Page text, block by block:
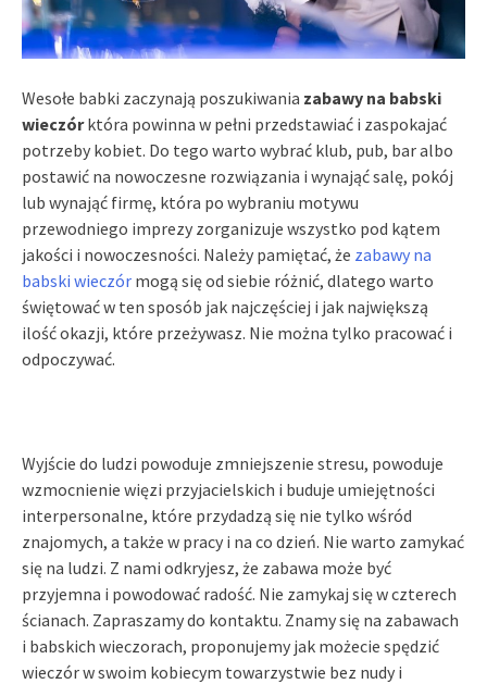
Wesołe babki zaczynają poszukiwania zabawy na babski
wieczórktóra powinna w pełni przedstawiać i zaspokajać
potrzeby kobiet. Do tego warto wybrać klub, pub, bar albo
postawić na nowoczesne rozwiązania i wynająć salę, pokój
lub wynająć firmę, która po wybraniu motywu
przewodniego imprezy zorganizuje wszystko pod kątem
jakości i nowoczesności. Należy pamiętać, że zabawy na
babski wieczór mogą się od siebie różnić, dlatego warto
świętować w ten sposób jak najczęściej i jak największą
ilość okazji, które przeżywasz. Nie można tylko pracować i
odpoczywać.
Wyjście do ludzi powoduje zmniejszenie stresu, powoduje
wzmocnienie więzi przyjacielskich i buduje umiejętności
interpersonalne, które przydadzą się nie tylko wśród
znajomych, a także w pracy i na co dzień. Nie warto zamykać
się na ludzi. Z nami odkryjesz, że zabawa może być
przyjemna i powodować radość. Nie zamykaj się w czterech
ścianach. Zapraszamy do kontaktu. Znamy się na zabawach
i babskich wieczorach, proponujemy jak możecie spędzić
wieczór w swoim kobiecym towarzystwie bez nudy i